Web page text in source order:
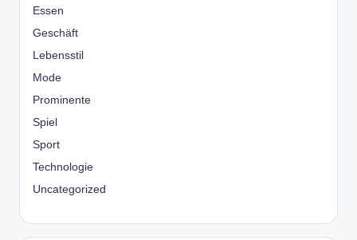
Essen
Geschäft
Lebensstil
Mode
Prominente
Spiel
Sport
Technologie
Uncategorized